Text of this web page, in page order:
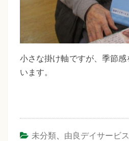
小さな掛け軸ですが、季節
います。
未分類 由良デイサービス